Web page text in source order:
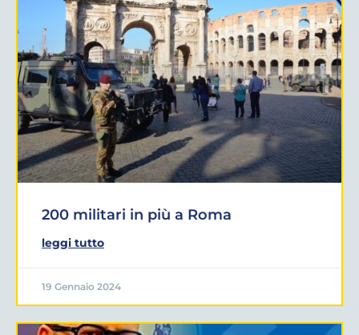
200 militari in più a Roma
leggi tutto
19 Gennaio 2024